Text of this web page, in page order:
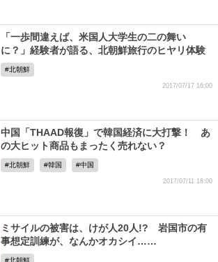
「一歩間違えば、米国人大学生の二の舞い
に？」経験者が語る、北朝鮮旅行のヒヤリ体験
北朝鮮
2017/07/17 16:00
中国「THAAD報復」で韓国経済に大打撃！ あ
の大ヒット商品もまったく売れない？
北朝鮮 韓国 中国
2017/07/11 18:00
ミサイルの被害は、けが人20人!? 岩国市の有
事想定訓練が、なんかオカシイ……
北朝鮮